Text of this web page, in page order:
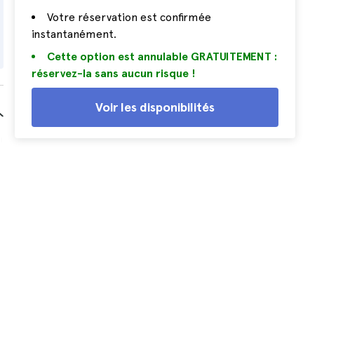
Votre réservation est confirmée
instantanément.
Cette option est annulable GRATUITEMENT :
réservez-la sans aucun risque !
Voir les disponibilités